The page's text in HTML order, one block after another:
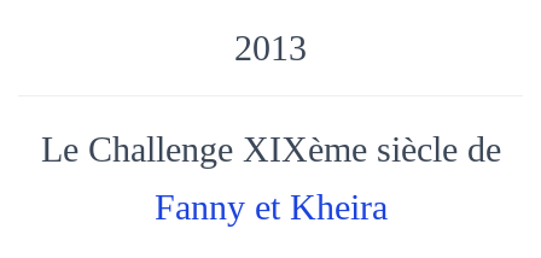
2013
Le Challenge XIXème siècle de
Fanny et Kheira